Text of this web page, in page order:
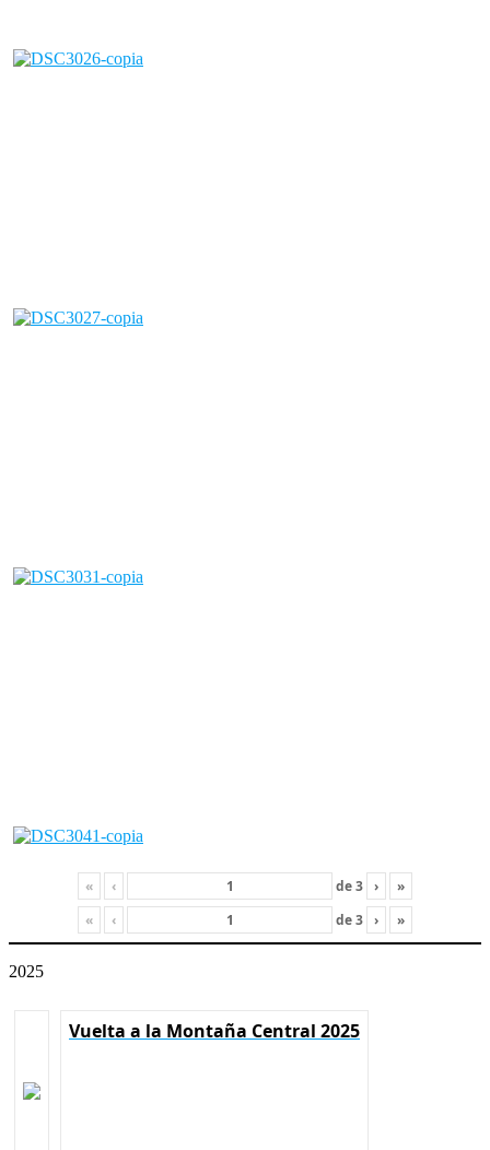
« ‹ de3 ›
»
«
‹ de3 › »
2025
Vuelta a la Montaña Central 2025